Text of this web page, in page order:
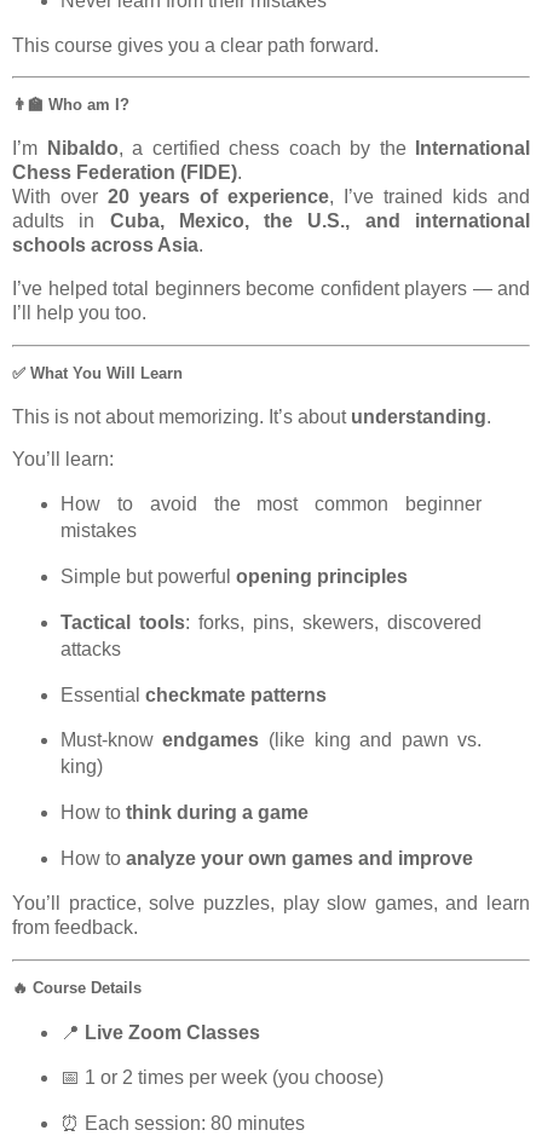
This course gives you a clear path forward.
👨‍🏫 Who am I?
I’m Nibaldo, a certified chess coach by the
International
Chess Federation (FIDE).
With over 20 years of experience, I’ve trained kids and
adults in Cuba, Mexico, the U.S., and international
schools across Asia.
I’ve helped total beginners become confident players — and
I’ll help you too.
✅ What You Will Learn
This is not about memorizing. It’s about understanding.
You’ll learn:
How to avoid the most common beginner
mistakes
Simple but powerful opening principles
Tactical tools: forks, pins, skewers, discovered
attacks
Essential checkmate patterns
Must-knowendgames (like king and pawn vs.
king)
How to think during a game
How to analyze your own games and improve
You’ll practice, solve puzzles, play slow games, and learn
from feedback.
🔥 Course Details
📍 Live Zoom Classes
📅 1 or 2 times per week (you choose)
⏰ Each session: 80 minutes